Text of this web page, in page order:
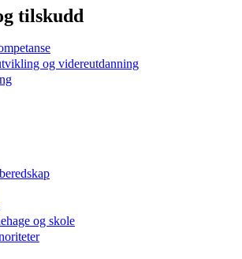
tilskudd
og videreutdanning
og skole